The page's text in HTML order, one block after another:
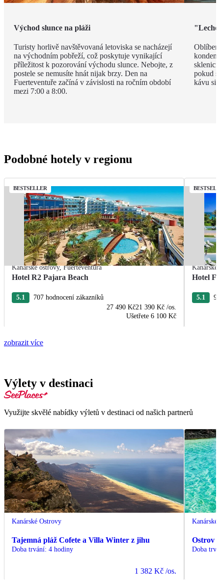
Východ slunce na pláži
Turisty horlivě navštěvovaná letoviska se nacházejí
na východním pobřeží, což poskytuje vynikající
příležitost k pozorování východu slunce. Nebojte, z
postele se nemusíte hnát nijak brzy. Den na
Fuerteventuře začíná v závislosti na ročním období
mezi 7:00 a 8:00.
pokud
kávu si
Podobné hotely v regionu
BESTSELLER
Kanárské ostrovy,Fuerteventura
Hotel R2 Pajara Beach
5.1
707 hodnocení zákazníků
27 490 Kč21 390 Kč /os.
Ušetřete 6 100 Kč
Kanárské
Hotel
5.1
zobrazit více
Výlety v destinaci
Využijte skvělé nabídky výletů v destinaci od našich partnerů
Kanárské Ostrovy
Tajemná pláž Cofete a Villa Winter z jihu
Doba trvání: 4 hodiny
1 382 Kč /os.
Ostrov
Doba